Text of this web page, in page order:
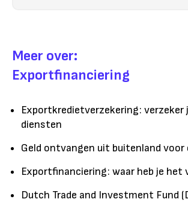
Meer over:
Exportfinanciering
Exportkredietverzekering: verzeker
diensten
Geld ontvangen uit buitenland voor
Exportfinanciering: waar heb je het
Dutch Trade and Investment Fund